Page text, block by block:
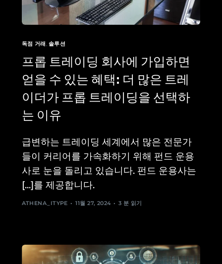
독점 거래, 솔루션
프롭 트레이딩 회사에 가입하면
얻을 수 있는 혜택: 더 많은 트레
이더가 프롭 트레이딩을 선택하
는 이유
급변하는 트레이딩 세계에서 많은 전문가
들이 커리어를 가속화하기 위해 펀드 운용
사로 눈을 돌리고 있습니다. 펀드 운용사는
[...]를 제공합니다.
ATHENA_ITYPE 11월 27, 2024 3 분 읽기